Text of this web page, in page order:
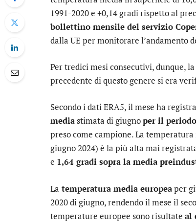
1991-2020 e +0,14 gradi rispetto al
bollettino mensile del servizio
dalla UE per monitorare l’andamento
Per tredici mesi consecutivi, dunque,
precedente di questo genere si era
Secondo i dati ERA5, il mese ha
mediastimata di giugnoper il
preso come campione. La
giugno 2024) è la più alta mai
e 1,64 gradi sopra la media
La temperatura media europeaper
2020 di giugno, rendendo il mese il
temperature europee sono risultate al